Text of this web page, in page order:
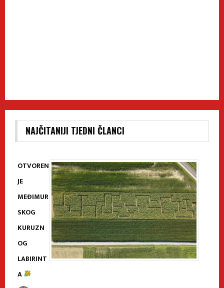
NAJČITANIJI TJEDNI ČLANCI
OTVOREN
JE
MEĐIMUR
SKOG
KURUZN
OG
LABIRINT
A